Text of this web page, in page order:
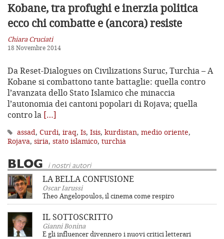
Kobane, tra profughi e inerzia politica
ecco chi combatte e (ancora) resiste
Chiara Cruciati
18 Novembre 2014
Da Reset-Dialogues on Civilizations Suruc, Turchia – A
Kobane si combattono tante battaglie: quella contro
l’avanzata dello Stato Islamico che minaccia
l’autonomia dei cantoni popolari di Rojava; quella
contro la […]
assad, Curdi, iraq, Is, Isis, kurdistan, medio oriente,
Rojava, siria, stato islamico, turchia
BLOG i nostri autori
LA BELLA CONFUSIONE
Oscar Iarussi
Theo Angelopoulos, il cinema come respiro
IL SOTTOSCRITTO
Gianni Bonina
E gli influencer divennero i nuovi critici letterari